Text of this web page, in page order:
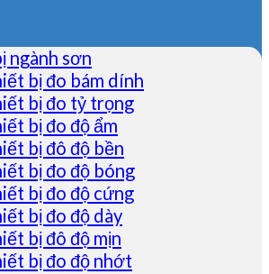
ngành sơn
bị đo bám dính
bị đo tỷ trọng
bị đo độ ẩm
bị đô độ bền
bị đo độ bóng
bị đo độ cứng
bị đo độ dày
bị đô độ mịn
bị đo độ nhớt